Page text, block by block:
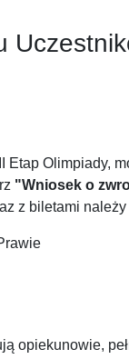
Etap Olimpiady,
"Wniosek o
z biletami należy
opiekunowie,